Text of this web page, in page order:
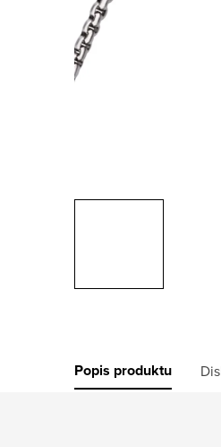
Popis produktu